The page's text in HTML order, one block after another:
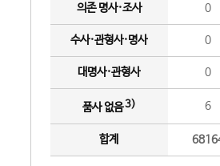
의존 명사·조사 0
수사·관형사·명사 0
대명사·관형사 0
품사 없음3) 6
합계